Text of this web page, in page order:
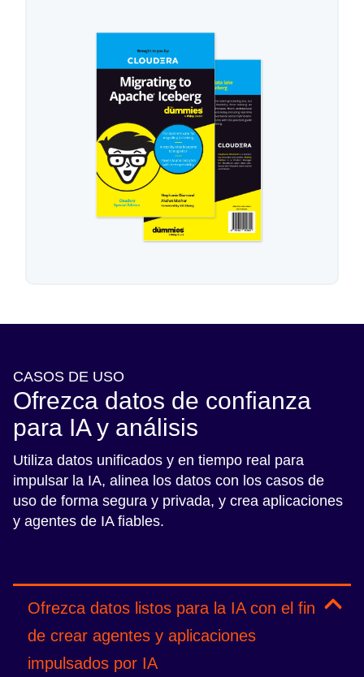
CASOS DE USO
Ofrezca datos de confianza
para IA y análisis
Utiliza datos unificados y en tiempo real para
impulsar la IA, alinea los datos con los casos de
uso de forma segura y privada, y crea aplicaciones
y agentes de IA fiables.
Ofrezca datos listos para la IA con el fin
de crear agentes y aplicaciones
impulsados por IA